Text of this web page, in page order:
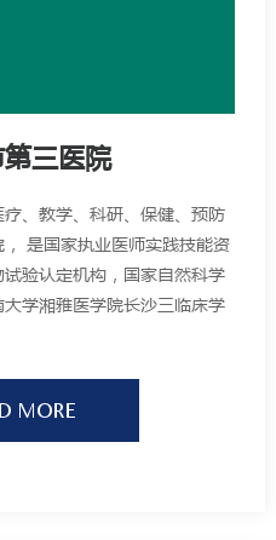
三医院
、教学、科研、保健、预防
是国家执业医师实践技能资
验认定机构，国家自然科学
学湘雅医学院长沙三临床学
MORE